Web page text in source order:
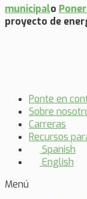
municipalo
proyecto de
Ponte en
Sobre
Carreras
Recursos
Spanish
English
Menú